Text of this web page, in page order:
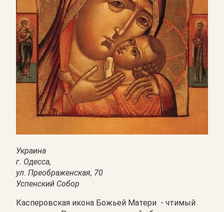
Украина
г. Одесса,
ул. Преображенская, 70
Успенский Собор
Касперовская икона Божьей Матери - чтимый